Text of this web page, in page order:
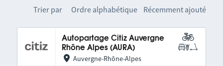
Trier par Ordre alphabétique Récemment ajouté
Autopartage Citiz Auvergne
Rhône Alpes (AURA)
Auvergne-Rhône-Alpes